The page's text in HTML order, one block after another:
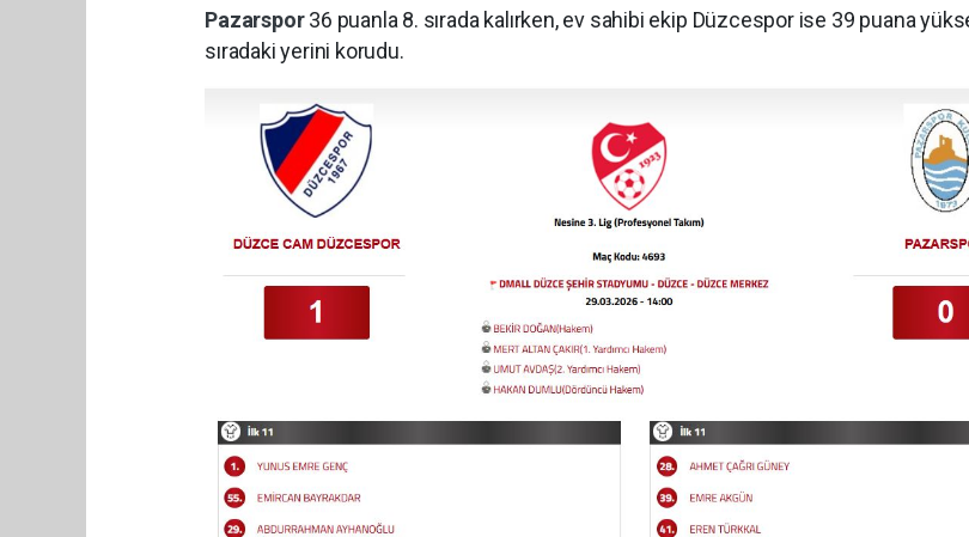
Pazarspor36 puanla 8. sırada kalırken, ev sahibi ekip Düzcespor ise 39 puana
sıradaki yerini korudu.